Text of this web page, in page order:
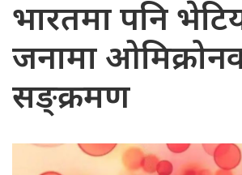
भारतमा पनि
जनामा
सङ्क्रमण